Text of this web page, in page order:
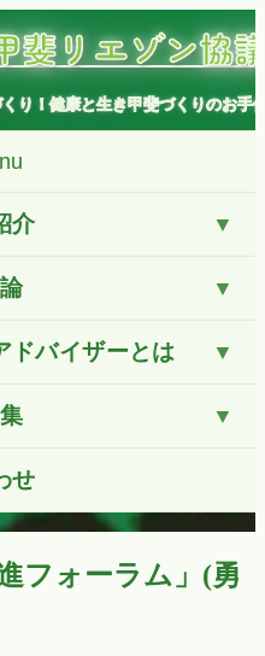
斐リエゾン協
り！健康と生き甲斐づくりのお手
介
ドバイザーとは
せ
フォーラム」(勇